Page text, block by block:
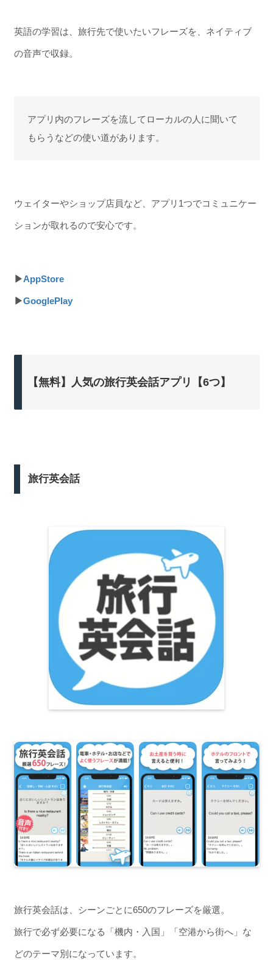
英語の学習は、旅行先で使いたいフレーズを、ネイティブ
の音声で収録。
アプリ内のフレーズを流してローカルの人に聞いて
もらうなどの使い道があります。
ウェイターやショップ店員など、アプリ1つでコミュニケー
ションが取れるので安心です。
▶AppStore
▶GooglePlay
【無料】人気の旅行英会話アプリ【6つ】
旅行英会話
旅行英会話は、シーンごとに650のフレーズを厳選。
旅行で必ず必要になる「機内・入国」「空港から街へ」な
どのテーマ別になっています。